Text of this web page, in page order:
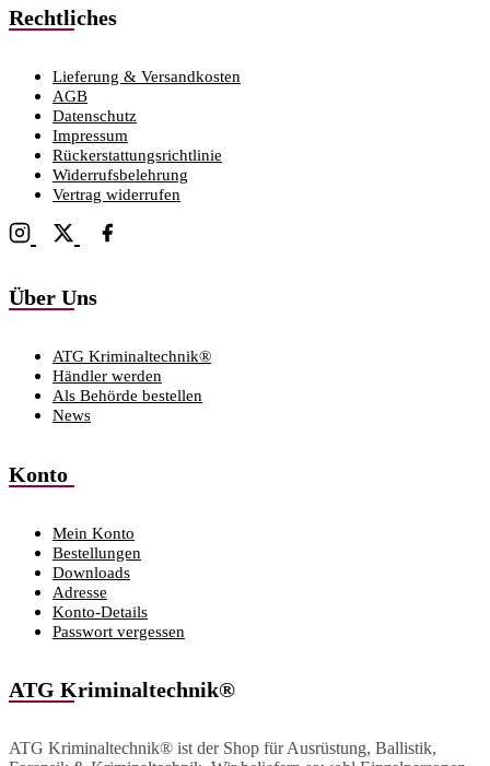
Rechtliches
Lieferung & Versandkosten
AGB
Datenschutz
Impressum
Rückerstattungsrichtlinie
Widerrufsbelehrung
Vertrag widerrufen
Über Uns
ATG Kriminaltechnik®
Händler werden
Als Behörde bestellen
News
Konto
Mein Konto
Bestellungen
Downloads
Adresse
Konto-Details
Passwort vergessen
ATG Kriminaltechnik®
ATG Kriminaltechnik® ist der Shop für Ausrüstung, Ballistik,